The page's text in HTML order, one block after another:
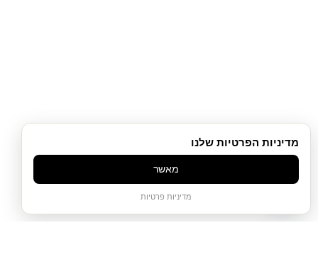
מדיניות הפרטיות שלנו
מאשר
מדיניות פרטיות
שירות לקוחות